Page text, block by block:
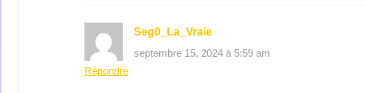
Seg0_La_Vraie
septembre 15, 2024 à 5:59 am
Répondre